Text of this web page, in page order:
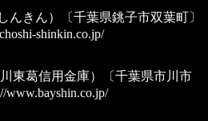
んきん）〔千葉県銚子市双葉町〕
shinkin.co.jp/
川東葛信用金庫）〔千葉県市川市
www.bayshin.co.jp/